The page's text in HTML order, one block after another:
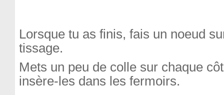
Lorsque tu as finis, fais un noeud
tissage.
Mets un peu de colle sur chaque
insère-les dans les fermoirs.